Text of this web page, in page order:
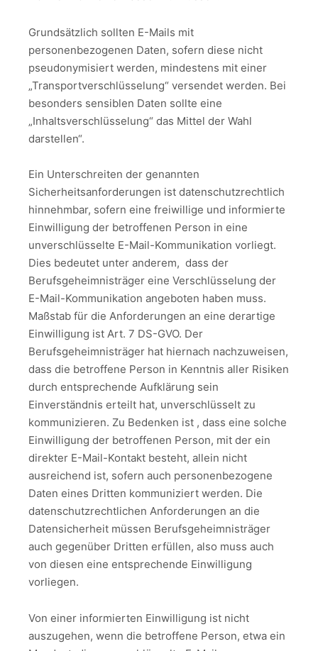
Grundsätzlich sollten E-Mails mit
personenbezogenen Daten, sofern diese nicht
pseudonymisiert werden, mindestens mit einer
„Transportverschlüsselung“ versendet werden. Bei
besonders sensiblen Daten sollte eine
„Inhaltsverschlüsselung“ das Mittel der Wahl
darstellen“.
Ein Unterschreiten der genannten
Sicherheitsanforderungen ist datenschutzrechtlich
hinnehmbar, sofern eine freiwillige und informierte
Einwilligung der betroffenen Person in eine
unverschlüsselte E-Mail-Kommunikation vorliegt.
Dies bedeutet unter anderem, dass der
Berufsgeheimnisträger eine Verschlüsselung der
E-Mail-Kommunikation angeboten haben muss.
Maßstab für die Anforderungen an eine derartige
Einwilligung ist Art. 7 DS-GVO. Der
Berufsgeheimnisträger hat hiernach nachzuweisen,
dass die betroffene Person in Kenntnis aller Risiken
durch entsprechende Aufklärung sein
Einverständnis erteilt hat, unverschlüsselt zu
kommunizieren. Zu Bedenken ist , dass eine solche
Einwilligung der betroffenen Person, mit der ein
direkter E-Mail-Kontakt besteht, allein nicht
ausreichend ist, sofern auch personenbezogene
Daten eines Dritten kommuniziert werden. Die
datenschutzrechtlichen Anforderungen an die
Datensicherheit müssen Berufsgeheimnisträger
auch gegenüber Dritten erfüllen, also muss auch
von diesen eine entsprechende Einwilligung
vorliegen.
Von einer informierten Einwilligung ist nicht
auszugehen, wenn die betroffene Person, etwa ein